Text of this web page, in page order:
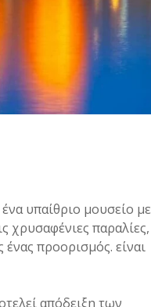
υπαίθριο μουσείο με
χρυσαφένιες παραλίες,
προορισμός. είναι
απόδειξη των